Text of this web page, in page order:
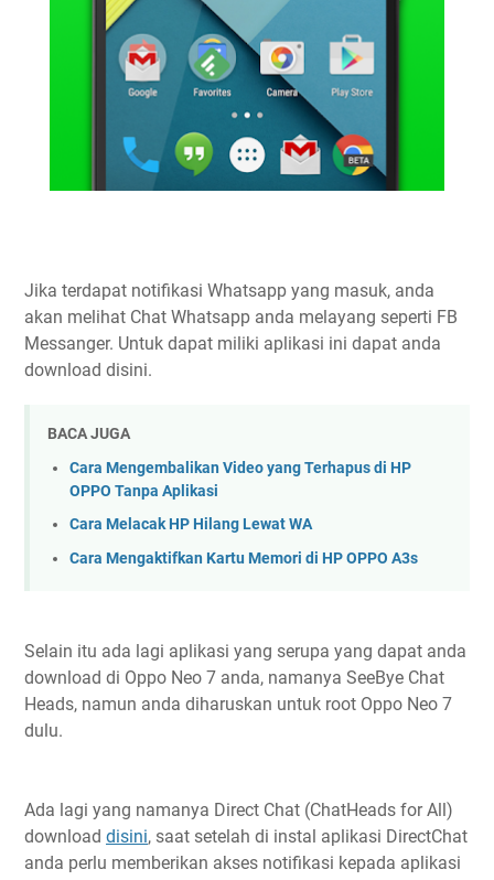
Jika terdapat notifikasi Whatsapp yang masuk, anda
akan melihat Chat Whatsapp anda melayang seperti FB
Messanger. Untuk dapat miliki aplikasi ini dapat anda
download disini.
BACA JUGA
Cara Mengembalikan Video yang Terhapus di HP
OPPO Tanpa Aplikasi
Cara Melacak HP Hilang Lewat WA
Cara Mengaktifkan Kartu Memori di HP OPPO A3s
Selain itu ada lagi aplikasi yang serupa yang dapat anda
download di Oppo Neo 7 anda, namanya SeeBye Chat
Heads, namun anda diharuskan untuk root Oppo Neo 7
dulu.
Ada lagi yang namanya Direct Chat (ChatHeads for All)
download disini, saat setelah di instal aplikasi DirectChat
anda perlu memberikan akses notifikasi kepada aplikasi